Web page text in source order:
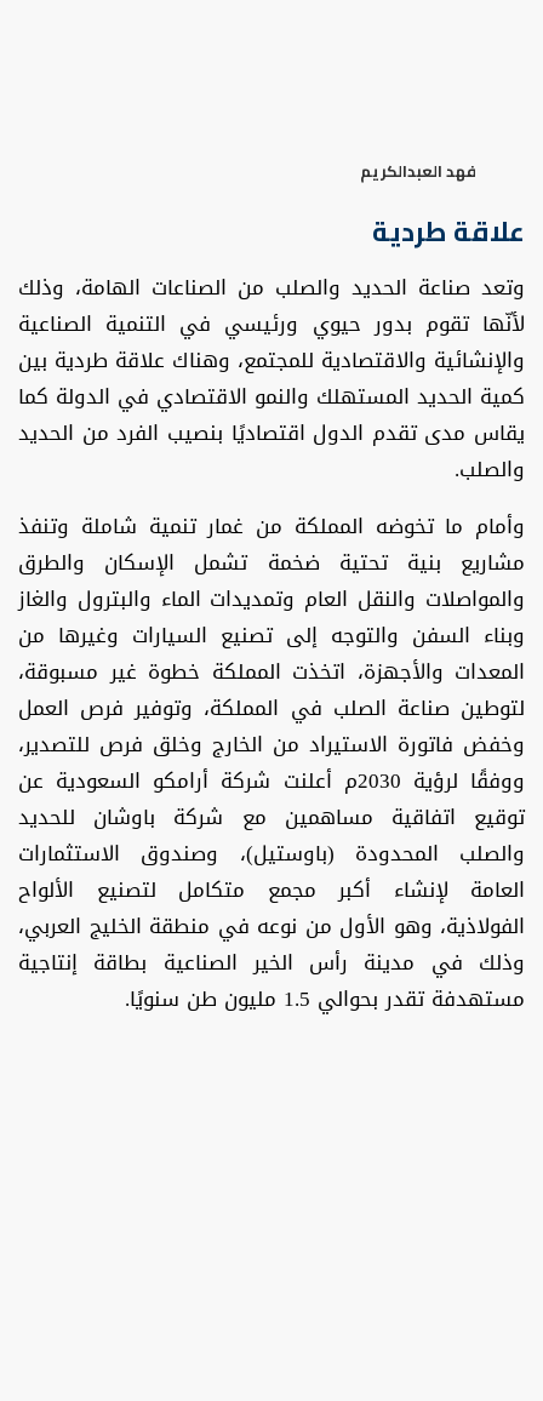
فهد العبدالكريم
علاقة طردية
وتعد صناعة الحديد والصلب من الصناعات الهامة، وذلك
لأنّها تقوم بدور حيوي ورئيسي في التنمية الصناعية
والإنشائية والاقتصادية للمجتمع، وهناك علاقة طردية بين
كمية الحديد المستهلك والنمو الاقتصادي في الدولة كما
يقاس مدى تقدم الدول اقتصاديًا بنصيب الفرد من الحديد
والصلب.
وأمام ما تخوضه المملكة من غمار تنمية شاملة وتنفذ
مشاريع بنية تحتية ضخمة تشمل الإسكان والطرق
والمواصلات والنقل العام وتمديدات الماء والبترول والغاز
وبناء السفن والتوجه إلى تصنيع السيارات وغيرها من
المعدات والأجهزة، اتخذت المملكة خطوة غير مسبوقة،
لتوطين صناعة الصلب في المملكة، وتوفير فرص العمل
وخفض فاتورة الاستيراد من الخارج وخلق فرص للتصدير،
ووفقًا لرؤية 2030م أعلنت شركة أرامكو السعودية عن
توقيع اتفاقية مساهمين مع شركة باوشان للحديد
والصلب المحدودة (باوستيل)، وصندوق الاستثمارات
العامة لإنشاء أكبر مجمع متكامل لتصنيع الألواح
الفولاذية، وهو الأول من نوعه في منطقة الخليج العربي،
وذلك في مدينة رأس الخير الصناعية بطاقة إنتاجية
مستهدفة تقدر بحوالي 1.5 مليون طن سنويًا.